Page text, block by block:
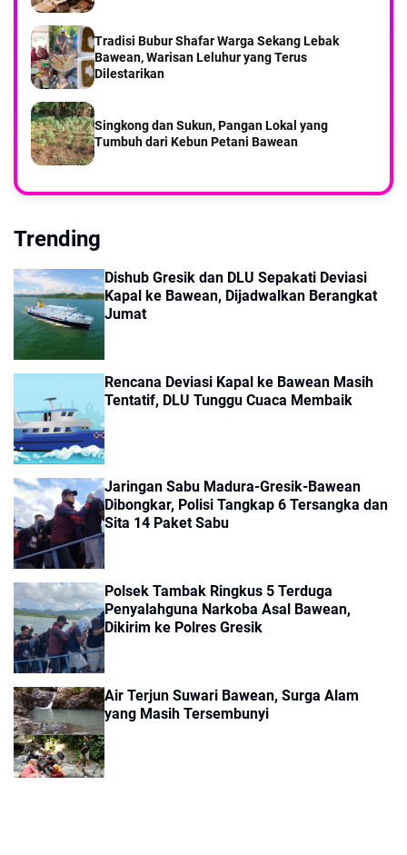
Tradisi Bubur Shafar Warga Sekang Lebak
Bawean, Warisan Leluhur yang Terus
Dilestarikan
Singkong dan Sukun, Pangan Lokal yang
Tumbuh dari Kebun Petani Bawean
Trending
Dishub Gresik dan DLU Sepakati Deviasi
Kapal ke Bawean, Dijadwalkan Berangkat
Jumat
Rencana Deviasi Kapal ke Bawean Masih
Tentatif, DLU Tunggu Cuaca Membaik
Jaringan Sabu Madura-Gresik-Bawean
Dibongkar, Polisi Tangkap 6 Tersangka dan
Sita 14 Paket Sabu
Polsek Tambak Ringkus 5 Terduga
Penyalahguna Narkoba Asal Bawean,
Dikirim ke Polres Gresik
Air Terjun Suwari Bawean, Surga Alam
yang Masih Tersembunyi